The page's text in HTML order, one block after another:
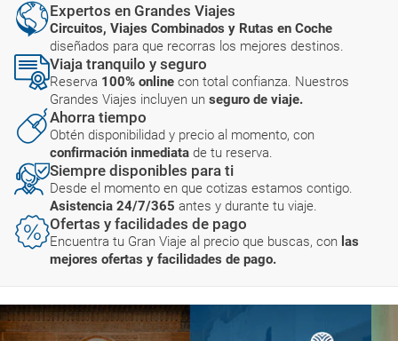
Expertos en Grandes Viajes
Circuitos, Viajes Combinados y Rutas en Coche
diseñados para que recorras los mejores destinos.
Viaja tranquilo y seguro
Reserva 100% online con total confianza. Nuestros
Grandes Viajes incluyen un seguro de viaje.
Ahorra tiempo
Obtén disponibilidad y precio al momento, con
confirmación inmediata de tu reserva.
Siempre disponibles para ti
Desde el momento en que cotizas estamos contigo.
Asistencia 24/7/365 antes y durante tu viaje.
Ofertas y facilidades de pago
Encuentra tu Gran Viaje al precio que buscas, con las
mejores ofertas y facilidades de pago.